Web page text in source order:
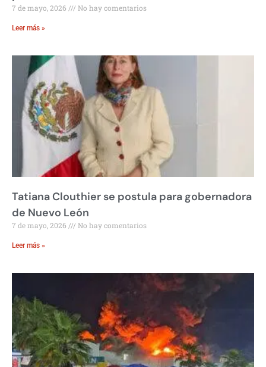
7 de mayo, 2026 No hay comentarios
Leer más »
Tatiana Clouthier se postula para gobernadora
de Nuevo León
7 de mayo, 2026 No hay comentarios
Leer más »